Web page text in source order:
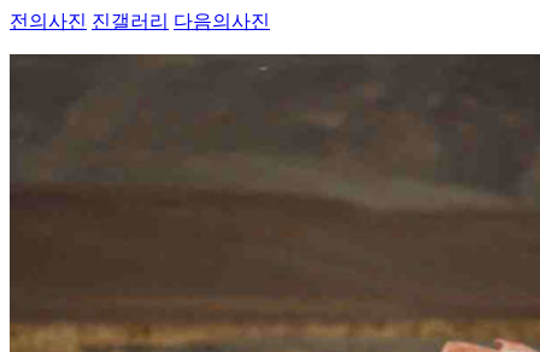
전의사진 진갤러리 다음의사진